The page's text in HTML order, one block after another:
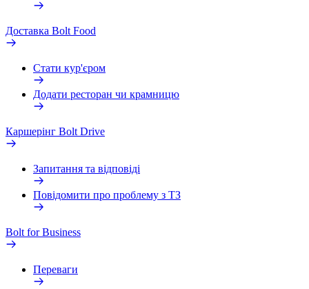
Доставка Bolt Food
Стати кур'єром
Додати ресторан чи крамницю
Каршерінг Bolt Drive
Запитання та відповіді
Повідомити про проблему з ТЗ
Bolt for Business
Переваги